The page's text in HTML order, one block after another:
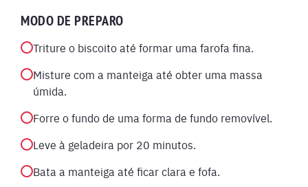
MODO DE PREPARO
Triture o biscoito até formar uma farofa fina.
Misture com a manteiga até obter uma massa
úmida.
Forre o fundo de uma forma de fundo removível.
Leve à geladeira por 20 minutos.
Bata a manteiga até ficar clara e fofa.